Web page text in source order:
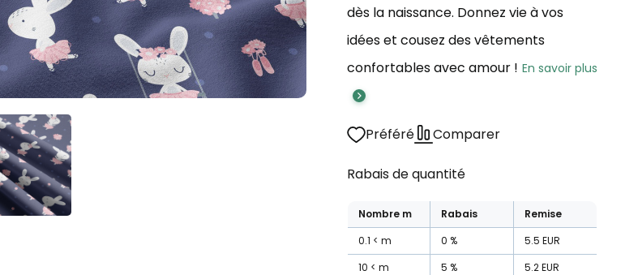
dès la naissance. Donnez vie à vos
idées et cousez des vêtements
confortables avec amour ! En savoir plus
Préféré Comparer
Rabais de quantité
Nombre m Rabais
Remise
0.1
m 0 % 5.5 EUR
10
m 5 % 5.2EUR